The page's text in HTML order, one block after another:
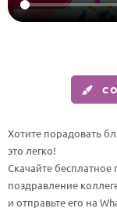
Годовщина
Календарь
Женщине
Маме
Папе
Детям
Хотите порадовать
это легко!
Скачайте
поздравление
и отправьте его на